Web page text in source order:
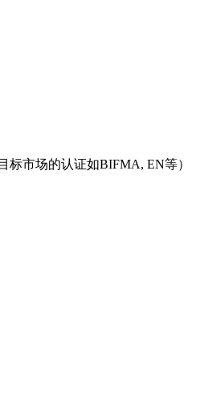
市场的认证如BIFMA, EN等）